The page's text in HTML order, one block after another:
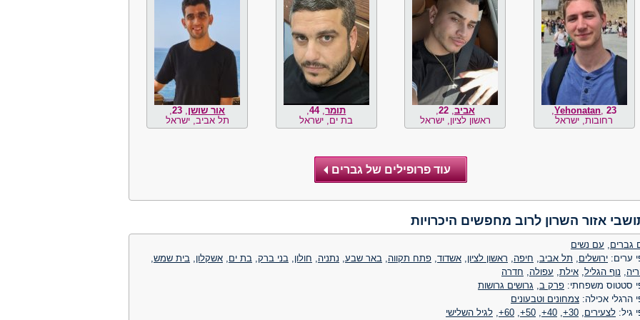
Yehonatan,23
,
רחובות, ישראל
אביב,
22
,
ראשון לציון, ישראל
תומר,
44
,
בת ים, ישראל
אור שושן,
23
,
תל אביב, ישראל
אזור השרון לרוב מחפשים היכרויות
גברים, עם נשים
ערים: ירושלים, תל אביב, חיפה, ראשון לציון, אשדוד, פתח תקווה, באר שבע, נתניה, חולון, בני ברק, בת ים, אשקלון, בית שמש,
, נוף הגליל, אילת, עפולה, חדרה
סטטוס משפחתי: פרק ב, גרושים גרושות
הרגלי אכילה: צמחונים וטבעונים
גיל: לצעירים,
30+
,
40+
,
50+
,
60+
, לגיל השלישי